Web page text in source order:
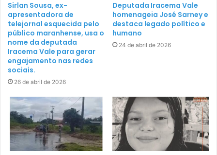
Sirlan Sousa, ex-
apresentadora de
telejornal esquecida pelo
público maranhense, usa o
nome da deputada
Iracema Vale para gerar
engajamento nas redes
sociais.
26 de abril de 2026
Deputada Iracema Vale
homenageia José Sarney e
destaca legado político e
humano
24 de abril de 2026